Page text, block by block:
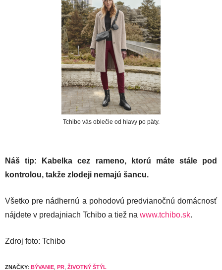
Tchibo vás oblečie od hlavy po päty.
Náš tip: Kabelka cez rameno, ktorú máte stále pod
kontrolou, takže zlodeji nemajú šancu.
Všetko pre nádhernú a pohodovú predvianočnú domácnosť
nájdete v predajniach Tchibo a tiež na www.tchibo.sk.
Zdroj foto: Tchibo
ZNAČKY: BÝVANIE PR ŽIVOTNÝ ŠTÝL